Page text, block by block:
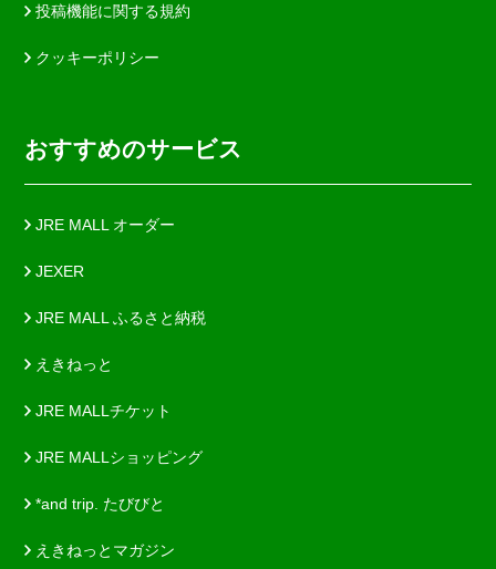
投稿機能に関する規約
クッキーポリシー
おすすめのサービス
JRE MALL オーダー
JEXER
JRE MALL ふるさと納税
えきねっと
JRE MALLチケット
JRE MALLショッピング
*and trip. たびびと
えきねっとマガジン